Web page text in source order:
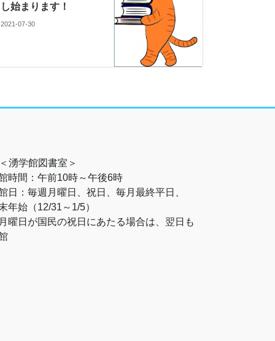
し始まります！
2021-07-30
湧学館図書室＞
時間：午前10時～午後6時
日：毎週月曜日、祝日、毎月最終平日、
年始（12/31～1/5）
曜日が国民の祝日にあたる場合は、翌日も